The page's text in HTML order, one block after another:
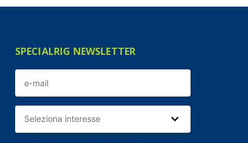
SPECIALRIG NEWSLETTER